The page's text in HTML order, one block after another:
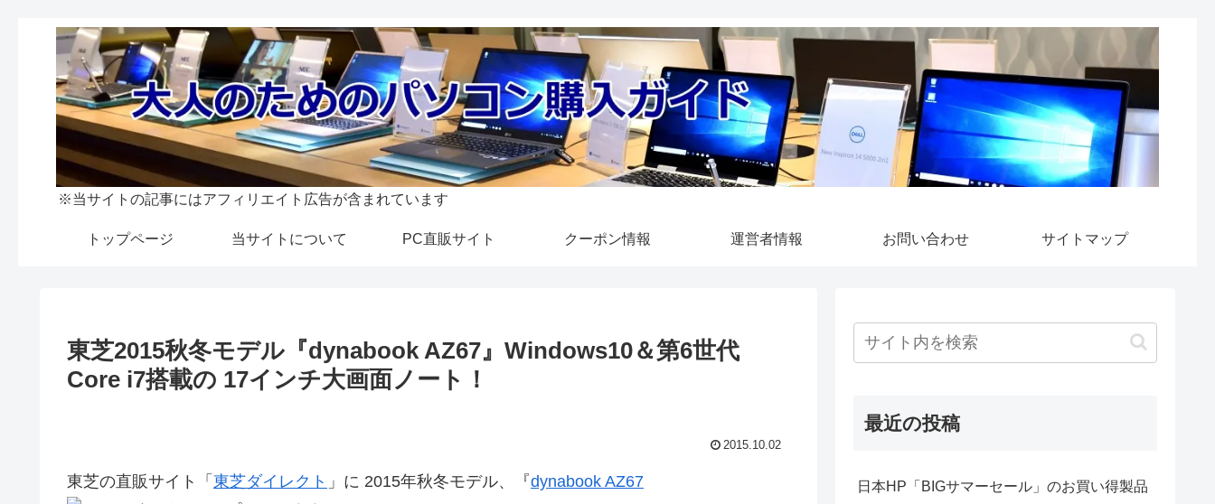
※当サイトの記事にはアフィリエイト広告が含まれています
トップページ 当サイトについて PC直販サイト クーポン情報 運営者情報 お問い合わせ サイトマップ
東芝2015秋冬モデル『dynabook AZ67』Windows10＆第6世代
Core i7搭載の 17インチ大画面ノート！
2015.10.02
東芝の直販サイト「 東芝ダイレクト 」に 2015年秋冬モデル、『dynabook AZ67
最近の投稿
日本HP「BIGサマーセール」のお買い得製品